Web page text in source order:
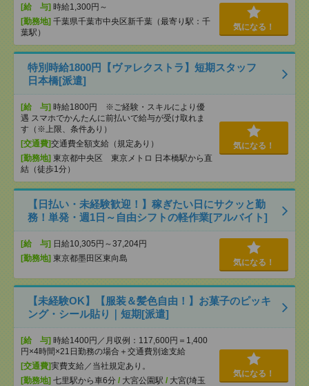
[給 与] 時給1,300円～
[勤務地] 千葉県千葉市中央区新千葉（最寄り駅：千
葉駅）
気になる！
特別時給1800円【ヴァレクストラ】短期スタッフ
日本橋[派遣]
[給 与] 時給1800円 ※ご経験・スキルにより優
遇 スマホでかんたんに前払いで給与が受け取れま
す（※上限、条件あり）
[交通費]交通費全額支給（規定あり）
[勤務地] 東京都中央区 東京メトロ 日本橋駅から直
結（徒歩1分）
気になる！
【日払い・未経験歓迎！】稼ぎたい日にサクッと勤
務！単発・週1日～自由シフトの軽作業[アルバイト]
[給 与] 日給10,305円～37,204円
[勤務地] 東京都墨田区東向島 気になる！
【未経験OK】【服装＆髪色自由！】お菓子のピッキ
ング・シール貼り｜短期[派遣]
[給 与] 時給1400円／月収例：117,600円＝1,400
円×4時間×21日勤務の場合＋交通費別途支給
[交通費]実費支給／当社規定あり。
[勤務地] 七里駅から車6分 / 大宮公園駅 / 大宮(埼玉
気になる！